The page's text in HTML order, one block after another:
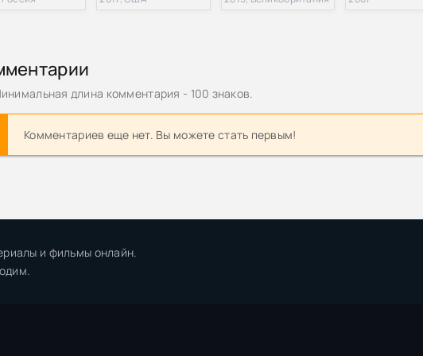
Кук - Хроники Черного Отряда 9: Воды спят (2022) МР3
Кук - Приключения Гаррета 7. Смертельная ртутная ложь (2022) MP3
Кук - Хроники Черного Отряда 7. Тьма (2022) MP3
WEB-DL [H.264/1080p] (серии 1-4 из 4)
Керш | Что случилось с капралом Куку? (2020) [MP3, Puffin Сafe]
длина комментария - 100 знаков.
Комментариев еще нет. Вы можете стать первым!
и фильмы онлайн.